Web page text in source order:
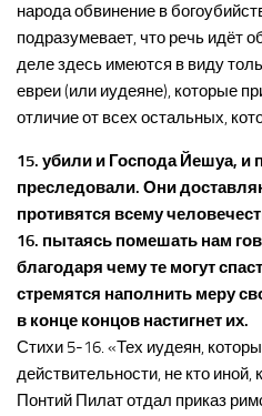
народа обвинение в
подразумевает, что речь идёт
деле здесь имеются в виду
евреи (или иудеяне), которые
отличие от всех остальных,
15. убили и Господа Йешуа, и
преследовали. Они
противятся всему
16. пытаясь помешать нам
благодаря чему те могут
стремятся наполнить меру
в конце концов настигнет их.
Стихи 5-16. «Тех иудеян,
действительности, не кто иной,
Понтий Пилат отдал приказ